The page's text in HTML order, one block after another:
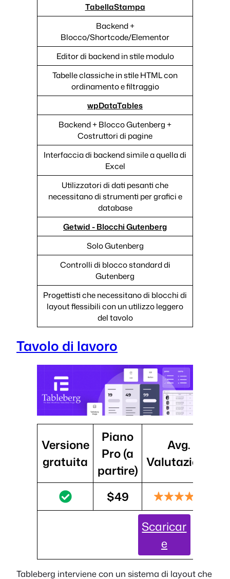
TabellaStampa
Backend +
Blocco/Shortcode/Elementor
Editor di backend in stile modulo
Tabelle classiche in stile HTML con
ordinamento e filtraggio
wpDataTables
Backend + Blocco Gutenberg +
Costruttori di pagine
Interfaccia di backend simile a quella di
Excel
Utilizzatori di dati pesanti che
necessitano di strumenti per grafici e
database
Getwid - Blocchi Gutenberg
Solo Gutenberg
Controlli di blocco standard di
Gutenberg
Progettisti che necessitano di blocchi di
layout flessibili con un utilizzo leggero
del tavolo
Tavolo di lavoro
Versione
gratuita
Piano
Pro (a
partire)
Avg.
Valutazione
$49
Scaricar
e
Tableberg interviene con un sistema di layout che